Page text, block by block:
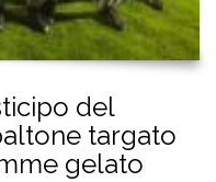
del
targato
gelato